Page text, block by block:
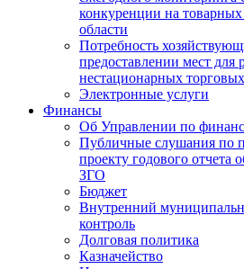
конкуренции на
области
Потребность
предоставлении мест для
нестационарных
Электронные услуги
Финансы
Об Управлении по
Публичные слушания по
проекту годового отчета
ЗГО
Бюджет
Внутренний
контроль
Долговая политика
Казначейство